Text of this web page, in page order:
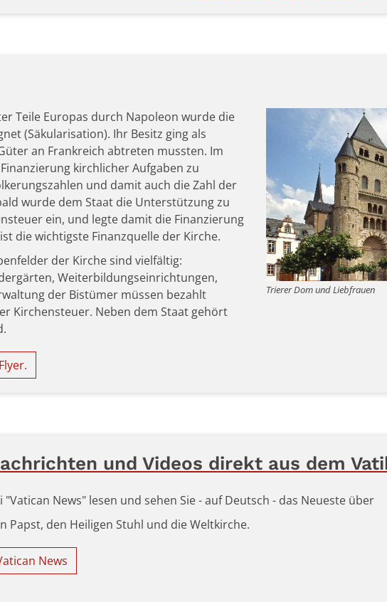
Trierer Dom und Liebfrauen
Teile Europas durch Napoleon wurde die
(Säkularisation). Ihr Besitz ging als
an Frankreich abtreten mussten. Im
kirchlicher Aufgaben zu
und damit auch die Zahl der
wurde dem Staat die Unterstützung zu
ein, und legte damit die Finanzierung
die wichtigste Finanzquelle der Kirche.
der Kirche sind vielfältig:
Weiterbildungseinrichtungen,
der Bistümer müssen bezahlt
Kirchensteuer. Neben dem Staat gehört
und Videos direkt aus dem
"Vatican News" lesen und sehen Sie - auf Deutsch - das Neueste über
Papst, den Heiligen Stuhl und die Weltkirche.
News